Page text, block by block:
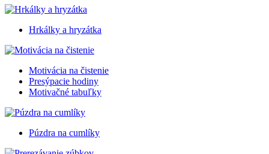
Hrkálky a hryzátka
Motivácia na čistenie
Presýpacie hodiny
Motivačné tabuľky
Púzdra na cumlíky